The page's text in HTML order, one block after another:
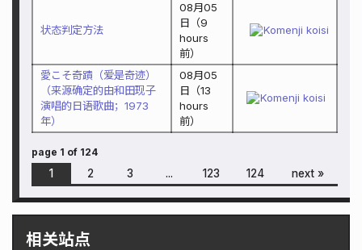
状态判定方法
08月05
日 （9
hours
前）
Komenji koisi
愛こそ奇蹟（爱是奇迹）
（来源确定的由和田现子
演唱的日语歌曲；1973
年）
08月05
日 （13
hours
前）
Komenji koisi
page 1 of 124
1 2 3 ... 123 124 next »
相关站点